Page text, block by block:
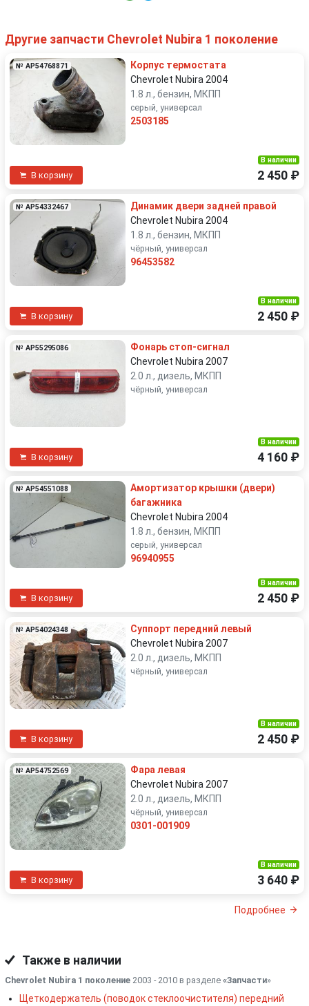
Другие запчасти Chevrolet Nubira 1 поколение
№ AP54768871
Корпус термостата
Chevrolet Nubira 2004
1.8 л., бензин, МКПП
серый, универсал
2503185
В корзину
В наличии
2 450 ₽
№ AP54332467
Динамик двери задней правой
Chevrolet Nubira 2004
1.8 л., бензин, МКПП
чёрный, универсал
96453582
В корзину
В наличии
2 450 ₽
№ AP55295086
Фонарь стоп-сигнал
Chevrolet Nubira 2007
2.0 л., дизель, МКПП
чёрный, универсал
В корзину
В наличии
4 160 ₽
№ AP54551088
Амортизатор крышки (двери)
багажника
Chevrolet Nubira 2004
1.8 л., бензин, МКПП
серый, универсал
96940955
В корзину
В наличии
2 450 ₽
№ AP54024348
Суппорт передний левый
Chevrolet Nubira 2007
2.0 л., дизель, МКПП
чёрный, универсал
В корзину
В наличии
2 450 ₽
№ AP54752569
Фара левая
Chevrolet Nubira 2007
2.0 л., дизель, МКПП
чёрный, универсал
0301-001909
В корзину
В наличии
3 640 ₽
Подробнее
Также в наличии
Chevrolet Nubira 1 поколение 2003 - 2010 в разделе «Запчасти»
Щеткодержатель (поводок стеклоочистителя) передний